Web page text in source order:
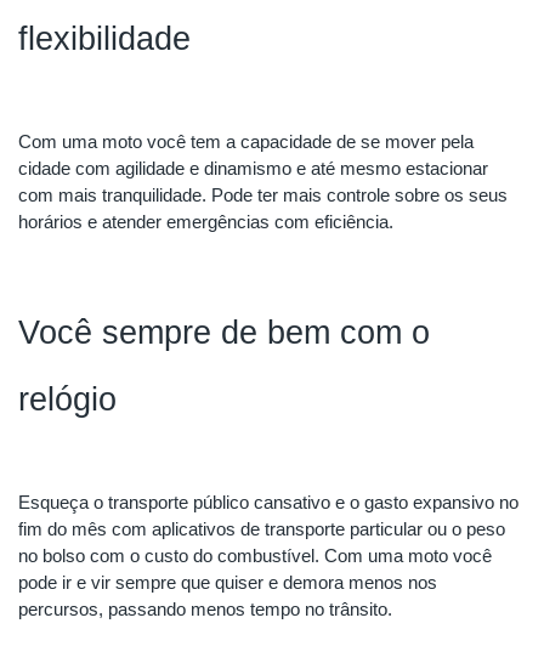
flexibilidade
Com uma moto você tem a capacidade de se mover pela
cidade com agilidade e dinamismo e até mesmo estacionar
com mais tranquilidade. Pode ter mais controle sobre os seus
horários e atender emergências com eficiência.
Você sempre de bem com o
relógio
Esqueça o transporte público cansativo e o gasto expansivo no
fim do mês com aplicativos de transporte particular ou o peso
no bolso com o custo do combustível. Com uma moto você
pode ir e vir sempre que quiser e demora menos nos
percursos, passando menos tempo no trânsito.